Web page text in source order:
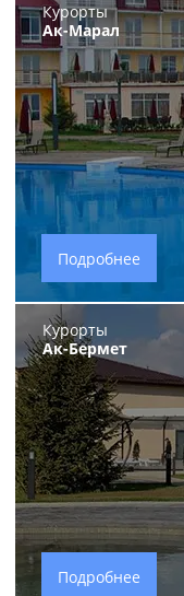
Курорты
Ак-Марал
Подробнее
Курорты
Ак-Бермет
Подробнее